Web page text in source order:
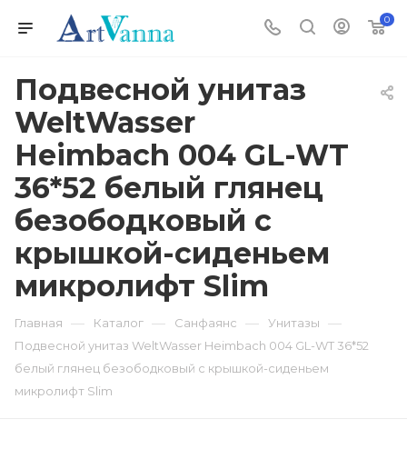
0
Подвесной унитаз
WeltWasser
Heimbach 004 GL-WT
36*52 белый глянец
безободковый с
крышкой-сиденьем
микролифт Slim
Главная — Каталог — Санфаянс — Унитазы —
Подвесной унитаз WeltWasser Heimbach 004 GL-WT 36*52
белый глянец безободковый с крышкой-сиденьем
микролифт Slim